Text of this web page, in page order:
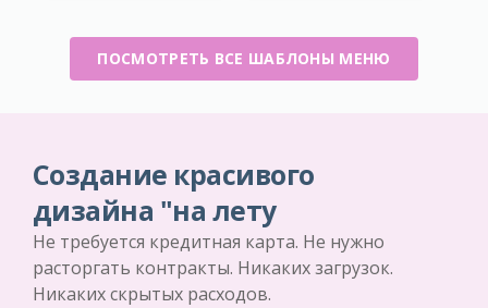
ПОСМОТРЕТЬ ВСЕ ШАБЛОНЫ МЕНЮ
Создание красивого
дизайна "на лету
Не требуется кредитная карта. Не нужно
расторгать контракты. Никаких загрузок.
Никаких скрытых расходов.